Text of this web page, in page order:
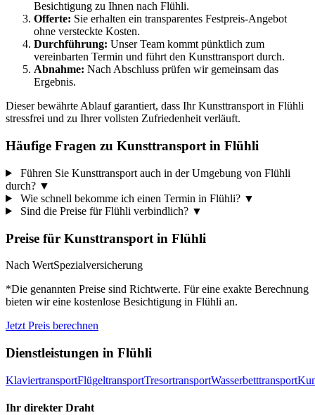
Besichtigung zu Ihnen nach Flühli.
Offerte: Sie erhalten ein transparentes Festpreis-Angebot
ohne versteckte Kosten.
Durchführung: Unser Team kommt pünktlich zum
vereinbarten Termin und führt den Kunsttransport durch.
Abnahme: Nach Abschluss prüfen wir gemeinsam das
Ergebnis.
Dieser bewährte Ablauf garantiert, dass Ihr Kunsttransport in Flühli
stressfrei und zu Ihrer vollsten Zufriedenheit verläuft.
Häufige Fragen zu Kunsttransport in Flühli
Führen Sie Kunsttransport auch in der Umgebung von Flühli
durch? ▼
Wie schnell bekomme ich einen Termin in Flühli? ▼
Sind die Preise für Flühli verbindlich? ▼
Preise für Kunsttransport in Flühli
Nach WertSpezialversicherung
*Die genannten Preise sind Richtwerte. Für eine exakte Berechnung
bieten wir eine kostenlose Besichtigung in Flühli an.
Jetzt Preis berechnen
Dienstleistungen in Flühli
KlaviertransportFlügeltransportTresortransportWasserbetttransport
Ihr direkter Draht